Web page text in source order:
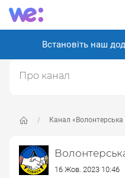
Встановіть наш
Канал «Волонтерська
16 Жов. 2023 10:46
Про канал
руки допомоги до тих,
тому, щоб надати
необхідну підтри